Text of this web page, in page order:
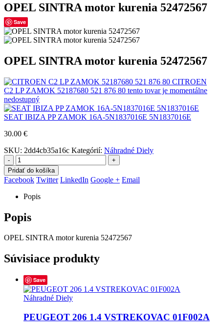
OPEL SINTRA motor kurenia 52472567
Save
OPEL SINTRA motor kurenia 52472567
CITROEN
C2 LP ZAMOK 52187680 521 876 80 tento tovar je momentálne
nedostupný
SEAT IBIZA PP ZAMOK 16A-5N1837016E 5N1837016E
30.00 €
SKU: 2dd4cb35a16c Kategórií: Náhradné Diely
-
+
Pridať do košíka
Facebook Twitter LinkedIn Google + Email
Popis
Popis
OPEL SINTRA motor kurenia 52472567
Súvisiace produkty
Save
Náhradné Diely
PEUGEOT 206 1.4 VSTREKOVAC 01F002A